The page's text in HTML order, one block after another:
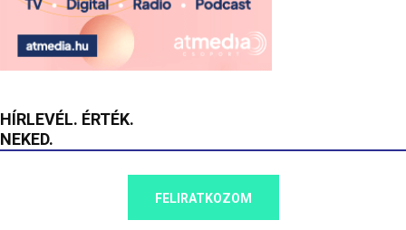
HÍRLEVÉL. ÉRTÉK.
NEKED.
FELIRATKOZOM